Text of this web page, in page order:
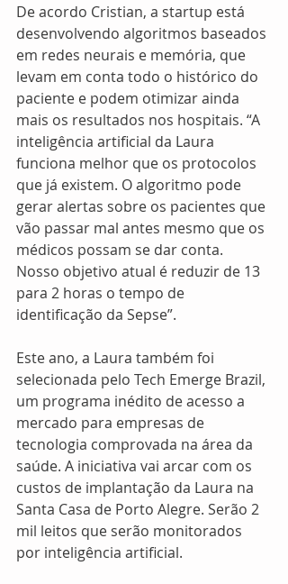
De acordo Cristian, a startup está
desenvolvendo algoritmos baseados
em redes neurais e memória, que
levam em conta todo o histórico do
paciente e podem otimizar ainda
mais os resultados nos hospitais. “A
inteligência artificial da Laura
funciona melhor que os protocolos
que já existem. O algoritmo pode
gerar alertas sobre os pacientes que
vão passar mal antes mesmo que os
médicos possam se dar conta.
Nosso objetivo atual é reduzir de 13
para 2 horas o tempo de
identificação da Sepse”.
Este ano, a Laura também foi
selecionada pelo Tech Emerge Brazil,
um programa inédito de acesso a
mercado para empresas de
tecnologia comprovada na área da
saúde. A iniciativa vai arcar com os
custos de implantação da Laura na
Santa Casa de Porto Alegre. Serão 2
mil leitos que serão monitorados
por inteligência artificial.